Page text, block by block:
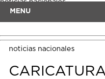
MENU
noticias nacionales
noticias nacionales